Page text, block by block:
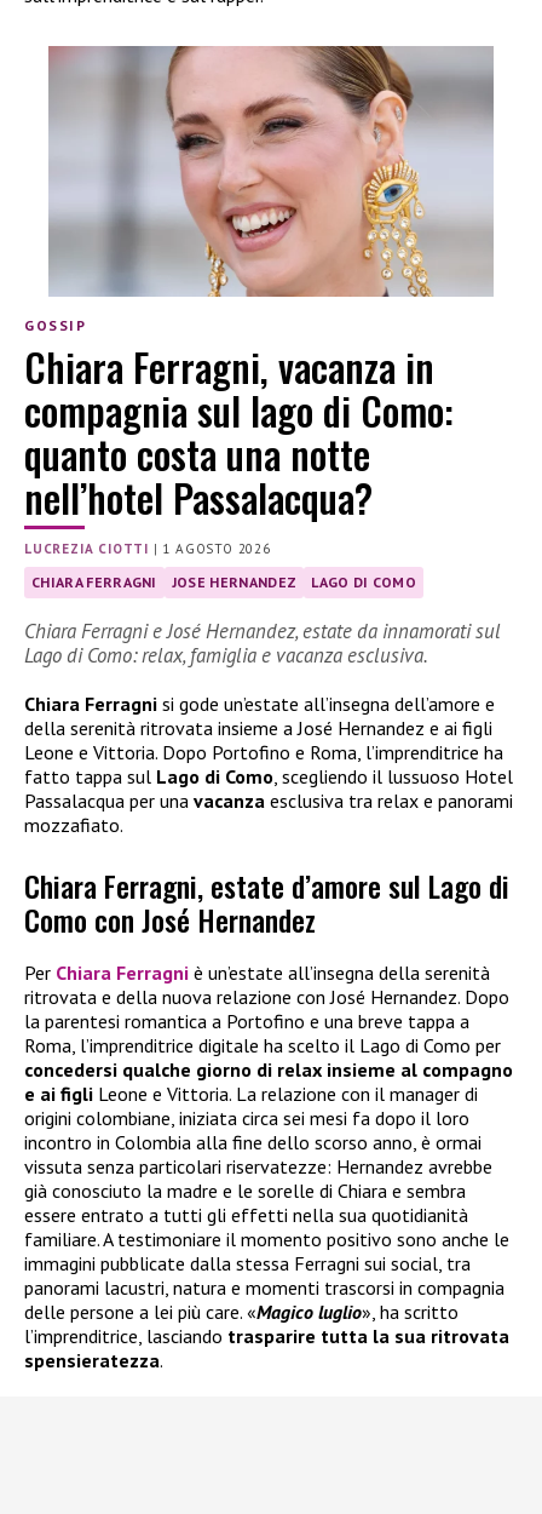
GOSSIP
Chiara Ferragni, vacanza in
compagnia sul lago di Como:
quanto costa una notte
nell’hotel Passalacqua?
LUCREZIA CIOTTI | 1 AGOSTO 2026
CHIARA FERRAGNI JOSE HERNANDEZ LAGO DI COMO
Chiara Ferragni e José Hernandez, estate da innamorati sul
Lago di Como: relax, famiglia e vacanza esclusiva.
Chiara Ferragni si gode un’estate all’insegna dell’amore e
della serenità ritrovata insieme a José Hernandez e ai figli
Leone e Vittoria. Dopo Portofino e Roma, l’imprenditrice ha
fatto tappa sul Lago di Como , scegliendo il lussuoso Hotel
Passalacqua per una vacanza esclusiva tra relax e panorami
mozzafiato.
Chiara Ferragni, estate d’amore sul Lago di
Como con José Hernandez
Per Chiara Ferragni è un’estate all’insegna della serenità
ritrovata e della nuova relazione con José Hernandez. Dopo
la parentesi romantica a Portofino e una breve tappa a
Roma, l’imprenditrice digitale ha scelto il Lago di Como per
concedersi qualche giorno di relax insieme al compagno
e ai figli Leone e Vittoria. La relazione con il manager di
origini colombiane, iniziata circa sei mesi fa dopo il loro
incontro in Colombia alla fine dello scorso anno, è ormai
vissuta senza particolari riservatezze: Hernandez avrebbe
già conosciuto la madre e le sorelle di Chiara e sembra
essere entrato a tutti gli effetti nella sua quotidianità
familiare. A testimoniare il momento positivo sono anche le
immagini pubblicate dalla stessa Ferragni sui social, tra
panorami lacustri, natura e momenti trascorsi in compagnia
delle persone a lei più care. «Magico luglio», ha scritto
l’imprenditrice, lasciando trasparire tutta la sua ritrovata
spensieratezza.